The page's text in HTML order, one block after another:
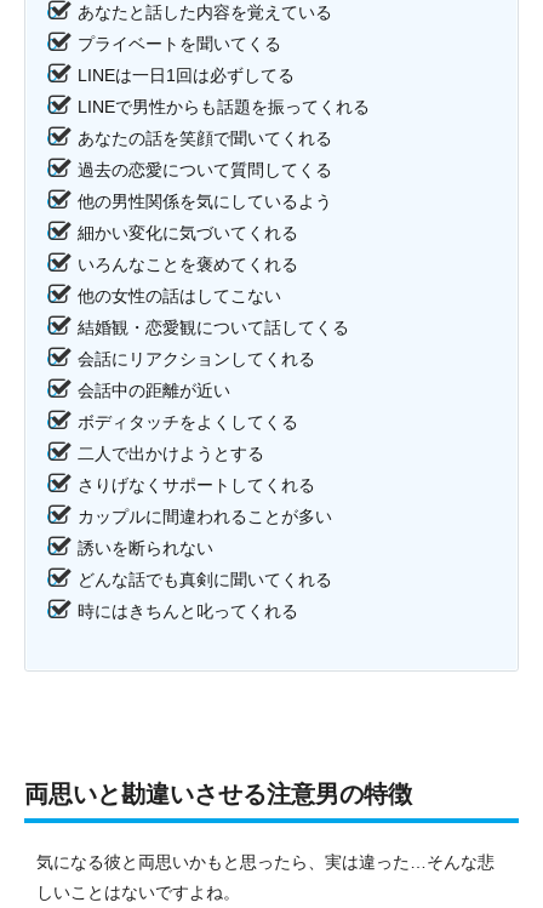
あなたと話した内容を覚えている
プライベートを聞いてくる
LINEは一日1回は必ずしてる
LINEで男性からも話題を振ってくれる
あなたの話を笑顔で聞いてくれる
過去の恋愛について質問してくる
他の男性関係を気にしているよう
細かい変化に気づいてくれる
いろんなことを褒めてくれる
他の女性の話はしてこない
結婚観・恋愛観について話してくる
会話にリアクションしてくれる
会話中の距離が近い
ボディタッチをよくしてくる
二人で出かけようとする
さりげなくサポートしてくれる
カップルに間違われることが多い
誘いを断られない
どんな話でも真剣に聞いてくれる
時にはきちんと叱ってくれる
両思いと勘違いさせる注意男の特徴
気になる彼と両思いかもと思ったら、実は違った…そんな悲
しいことはないですよね。